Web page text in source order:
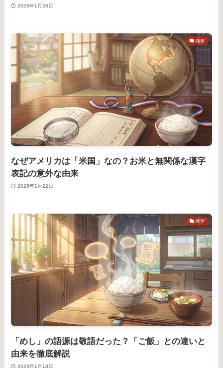
2026年1月26日
雑学
なぜアメリカは「米国」なの？お米と無関係な漢字
表記の意外な由来
2026年1月22日
雑学
「めし」の語源は敬語だった？「ご飯」との違いと
由来を徹底解説
2026年1月18日